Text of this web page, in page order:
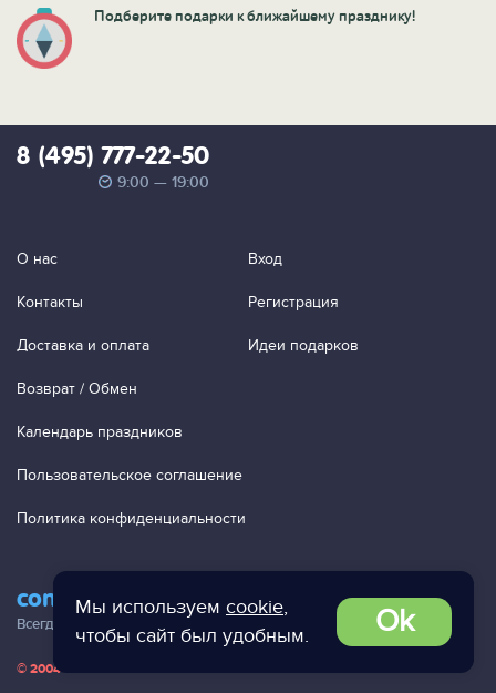
Мы используем cookie,
чтобы сайт был удобным.
Ok
Подберите подарки к ближайшему празднику!
contact@ac-studio.ru
Всегда отвечаем на ваши письма!
8 (495) 777-22-50
9:00 — 19:00
О нас
Контакты
Доставка и оплата
Возврат / Обмен
Календарь праздников
Пользовательское соглашение
Политика конфиденциальности
Вход
Регистрация
Идеи подарков
© 2004 — 2026